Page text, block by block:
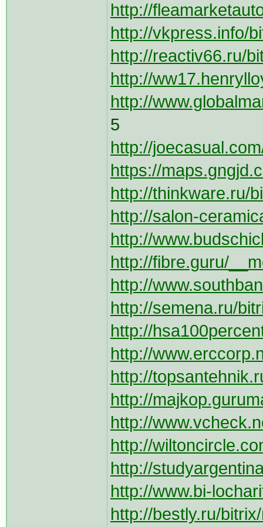
http://
http://vkpress.info/
http://reactiv66.ru/
http://
http://
5
http://
https://
http://thinkware.ru/
http://salon-
http://
http://fibre.guru/
http://
http://semena.ru/
http://
http://
http://
http://
http://
http://
http://
http://www.bi-
http://bestly.ru/